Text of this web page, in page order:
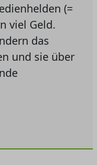
(=
viel Geld.
das
und sie über